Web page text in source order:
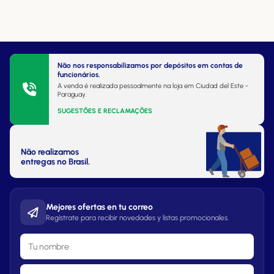
Não nos responsabilizamos por depósitos em contas de
funcionários.
A venda é realizada pessoalmente na loja em Ciudad del Este -
Paraguay.
SUGESTÕES E RECLAMAÇÕES
Não realizamos
entregas no Brasil.
Mejores ofertas en tu correo
Regístrate para recibir novedades y listas promocionales.